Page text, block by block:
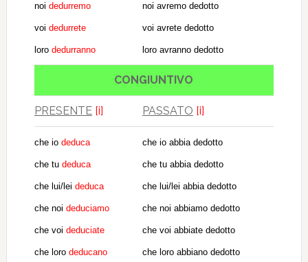
noi dedurremo
voi dedurrete
loro dedurranno
noi avremo dedotto
voi avrete dedotto
loro avranno dedotto
CONGIUNTIVO
PRESENTE [i] PASSATO [i]
che io deduca
che tu deduca
che lui/lei deduca
che noi deduciamo
che voi deduciate
che loro deducano
che io abbia dedotto
che tu abbia dedotto
che lui/lei abbia dedotto
che noi abbiamo dedotto
che voi abbiate dedotto
che loro abbiano dedotto